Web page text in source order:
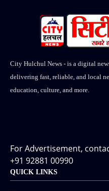
City Hulchul News - is a digital
delivering fast, reliable, and local
education, culture, and more.
For Advertisement,
+91 92881 00990
QUICK LINKS